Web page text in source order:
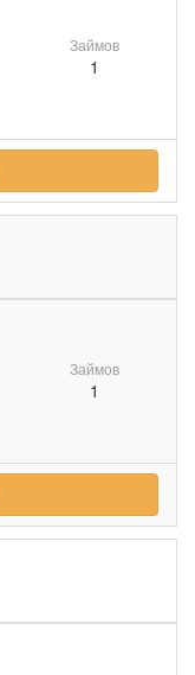
Займов
1
Займов
1